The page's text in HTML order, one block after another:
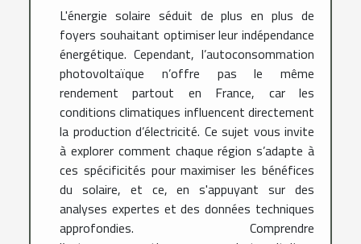
L'énergie solaire séduit de plus en plus de
foyers souhaitant optimiser leur indépendance
énergétique. Cependant, l’autoconsommation
photovoltaïque n’offre pas le même
rendement partout en France, car les
conditions climatiques influencent directement
la production d’électricité. Ce sujet vous invite
à explorer comment chaque région s’adapte à
ces spécificités pour maximiser les bénéfices
du solaire, et ce, en s'appuyant sur des
analyses expertes et des données techniques
approfondies. Comprendre